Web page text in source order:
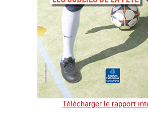
Télécharger le rapport